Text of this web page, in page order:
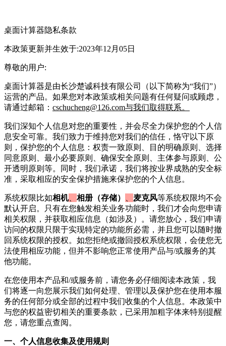
桌面计算器隐私条款
本政策更新并生效于:2023年12月05日
尊敬的用户:
桌面计算器是由长沙楚诚科技有限公司
（以下简称为“我们”）
运营的产品。如果您对本政策或相关问题有任何疑问或顾虑，
请通过邮箱： cschucheng@126.com与我们取得联系。
我们深知个人信息对您的重要性，并会尽全力保护您的个人信
息安全可靠。我们致力于维持您对我们的信任，恪守以下原
则，保护您的个人信息：权责一致原则、目的明确原则、选择
同意原则、最小必要原则、确保安全原则、主体参与原则、公
开透明原则等。同时，我们承诺，我们将按业界成熟的安全标
准，采取相应的安全保护措施来保护您的个人信息。
系统权限比如相机 相册（存储） 麦克风等系统权限均不会
默认开启。只有在您触发相关业务功能时，我们才会向您申请
相关权限，并获取相应信息（如涉及）。请您放心，我们申请
访问的权限只限于实现特定的功能所必需，并且您可以随时撤
回系统权限的授权。如您拒绝或撤回授权系统权限，会使您无
法使用相应功能，但并不影响您正常使用产品与/或服务的其
他功能。
在您使用本产品和/或服务前，请您务必仔细阅读本政策，我
们将逐一向您展示我们如何处理、管理以及保护您在使用本服
务的任何部分或全部的过程中我们收集的个人信息。本政策中
与您的权益密切相关的重要条款，已采用加粗字体来特别提醒
您，请您重点查阅。
一、个人信息收集及使用规则